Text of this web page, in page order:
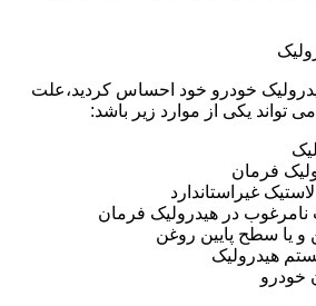
خودرو خود احساس کردید،علت
تواند یکی از موارد زیر باشد:
فرمان
غیراستاندارد
نامرغوب در هیدرولیک فرمان
و یا سطح پایین روغن
هیدرولیک